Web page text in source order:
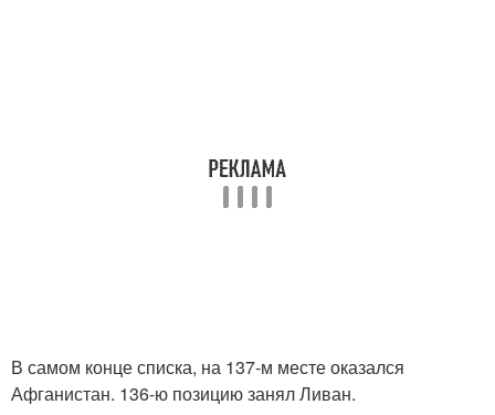
В самом конце списка, на 137-м месте оказался
Афганистан. 136-ю позицию занял Ливан.